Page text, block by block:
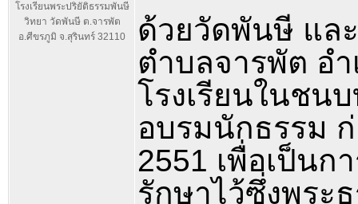
โรงเรียนพระปริยัติธรรมพันษี
วิทยา วัดพันษี ต.จารพัต
อ.ศีขรภูมิ จ.สุรินทร์ 32110
ด้วยวัดพันษี แล
ตำบลจารพัต อ
โรงเรียนในชน
อบรมนักธรรม
2551 เพื่อเป็นก
รักษาไว้ซึ่งพระ